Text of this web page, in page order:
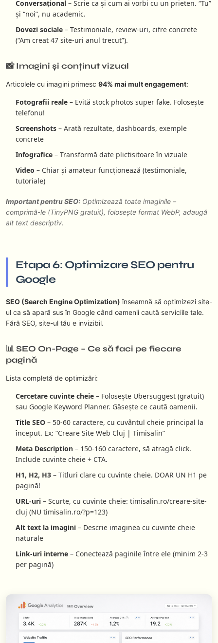
Conversațional – Scrie ca și cum ai vorbi cu un prieten. “Tu”
și “noi”, nu academic.
Dovezi sociale – Testimoniale, review-uri, cifre concrete
(“Am creat 47 site-uri anul trecut”).
📸 Imagini și conținut vizual
Articolele cu imagini primesc 94% mai mult engagement:
Fotografii reale – Evită stock photos super fake. Folosește
telefonu!
Screenshots – Arată rezultate, dashboards, exemple
concrete
Infografice – Transformă date plictisitoare în vizuale
Video – Chiar și amateur funcționează (testimoniale,
tutoriale)
Important pentru SEO: Optimizează toate imaginile –
comprimă-le (TinyPNG gratuit), folosește format WebP, adaugă
alt text descriptiv.
Etapa 6: Optimizare SEO pentru
Google
SEO (Search Engine Optimization) înseamnă să optimizezi site-
ul ca să apară sus în Google când oamenii caută serviciile tale.
Fără SEO, site-ul tău e invizibil.
📊 SEO On-Page – Ce să faci pe fiecare
pagină
Lista completă de optimizări:
Cercetare cuvinte cheie – Folosește Ubersuggest (gratuit)
sau Google Keyword Planner. Găsește ce caută oamenii.
Title SEO – 50-60 caractere, cu cuvântul cheie principal la
început. Ex: “Creare Site Web Cluj | Timisalin”
Meta Description – 150-160 caractere, să atragă click.
Include cuvinte cheie + CTA.
H1, H2, H3 – Titluri clare cu cuvinte cheie. DOAR UN H1 pe
pagină!
URL-uri – Scurte, cu cuvinte cheie: timisalin.ro/creare-site-
cluj (NU timisalin.ro/?p=123)
Alt text la imagini – Descrie imaginea cu cuvinte cheie
naturale
Link-uri interne – Conectează paginile între ele (minim 2-3
per pagină)